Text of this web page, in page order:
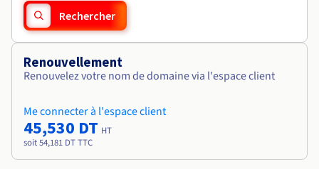
Rechercher
Renouvellement
Renouvelez votre nom de domaine via l'espace client
Me connecter à l'espace client
45,530 DT HT
soit 54,181 DT TTC